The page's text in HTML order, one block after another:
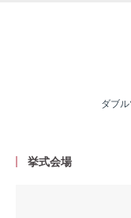
ダブ
挙式会場